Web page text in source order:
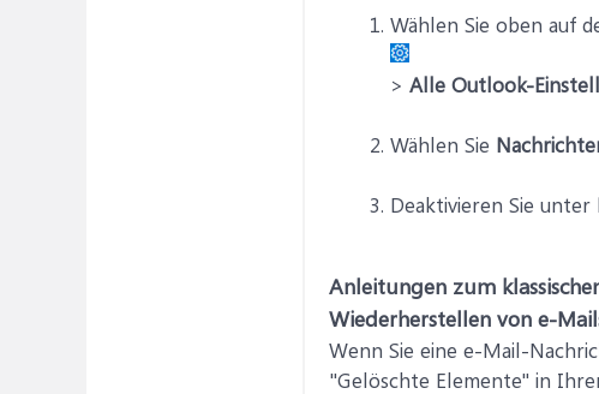
Wählen Sie oben auf
> Alle Outlook-
Wählen Sie
Deaktivieren Sie unter
Anleitungen zum
Wiederherstellen von e-
Wenn Sie eine e-Mail-
"Gelöschte Elemente" in